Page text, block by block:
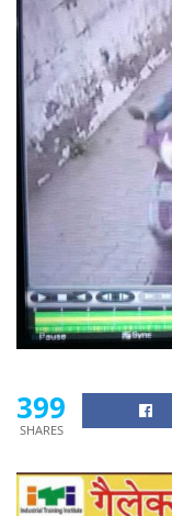
399
SHARES